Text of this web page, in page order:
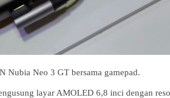
Nubia Neo 3 GT bersama gamepad.
layar AMOLED 6,8 inci dengan